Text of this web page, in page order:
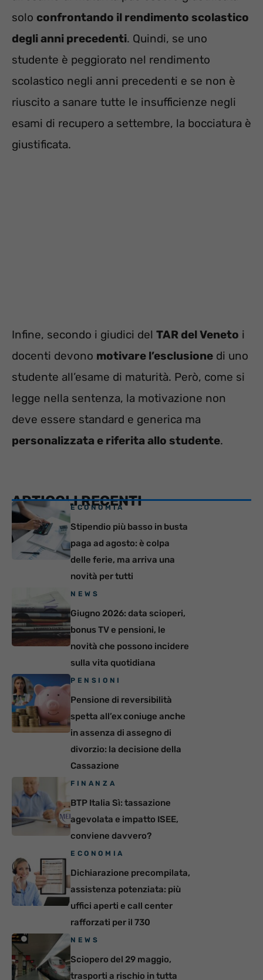
solo confrontando il rendimento scolastico
degli anni precedenti. Quindi, se uno
studente è peggiorato nel rendimento
scolastico negli anni precedenti e se non è
riuscito a sanare tutte le insufficienze negli
esami di recupero a settembre, la bocciatura è
giustificata.
Infine, secondo i giudici del TAR del Veneto i
docenti devono motivare l’esclusione di uno
studente all’esame di maturità. Però, come si
legge nella sentenza, la motivazione non
deve essere standard e generica ma
personalizzata e riferita allo studente.
ARTICOLI RECENTI
ECONOMIA
Stipendio più basso in busta
paga ad agosto: è colpa
delle ferie, ma arriva una
novità per tutti
NEWS
Giugno 2026: data scioperi,
bonus TV e pensioni, le
novità che possono incidere
sulla vita quotidiana
PENSIONI
Pensione di reversibilità
spetta all’ex coniuge anche
in assenza di assegno di
divorzio: la decisione della
Cassazione
FINANZA
BTP Italia Sì: tassazione
agevolata e impatto ISEE,
conviene davvero?
ECONOMIA
Dichiarazione precompilata,
assistenza potenziata: più
uffici aperti e call center
rafforzati per il 730
NEWS
Sciopero del 29 maggio,
trasporti a rischio in tutta